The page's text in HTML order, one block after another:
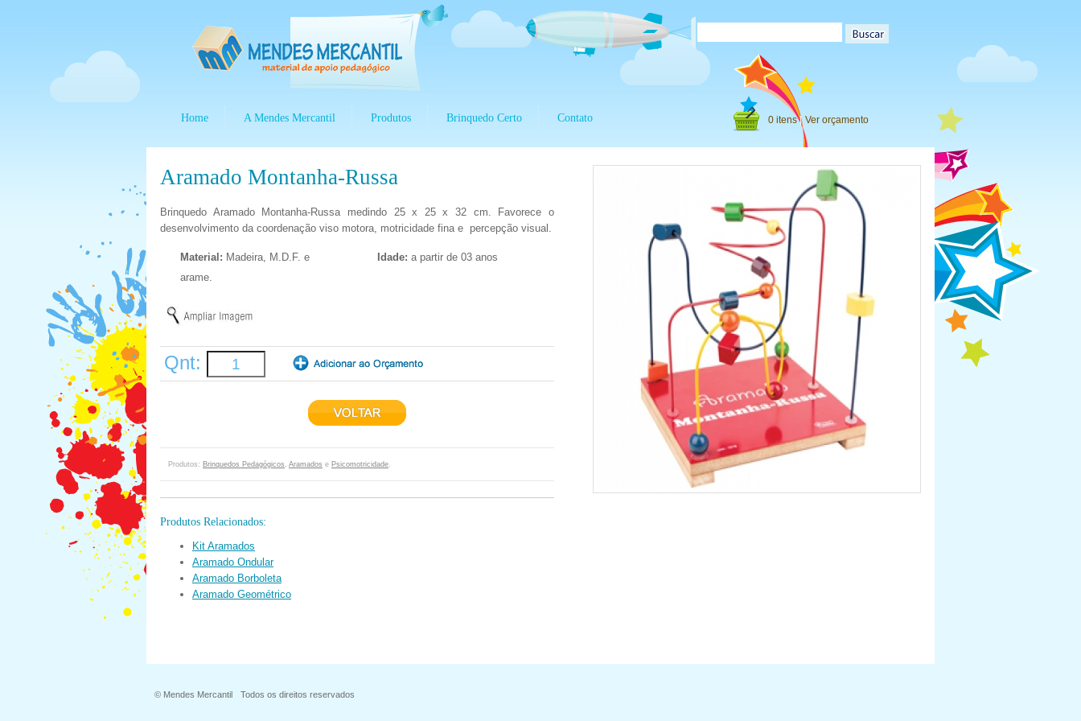
Home A Mendes Mercantil Produtos Brinquedo Certo Contato 0 itens | Ver orçamento
Aramado Montanha-Russa
Brinquedo Aramado Montanha-Russa medindo 25 x 25 x 32 cm. Favorece o
desenvolvimento da coordenação viso motora, motricidade fina e percepção visual.
Material: Madeira, M.D.F. e
arame.
Idade: a partir de 03 anos
Qnt:
Produtos: Brinquedos Pedagógicos , Aramados e Psicomotricidade.
Produtos Relacionados:
Kit Aramados
Aramado Ondular
Aramado Borboleta
Aramado Geométrico
© Mendes Mercantil Todos os direitos reservados